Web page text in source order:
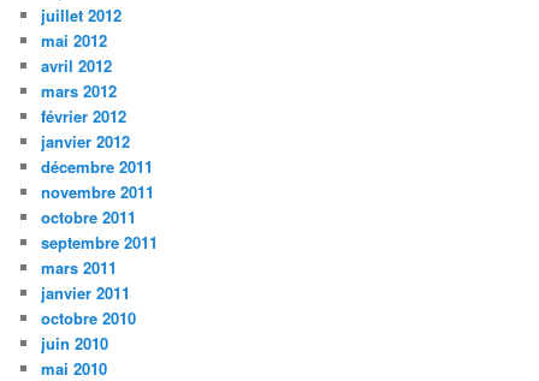
juillet 2012
mai 2012
avril 2012
mars 2012
février 2012
janvier 2012
décembre 2011
novembre 2011
octobre 2011
septembre 2011
mars 2011
janvier 2011
octobre 2010
juin 2010
mai 2010